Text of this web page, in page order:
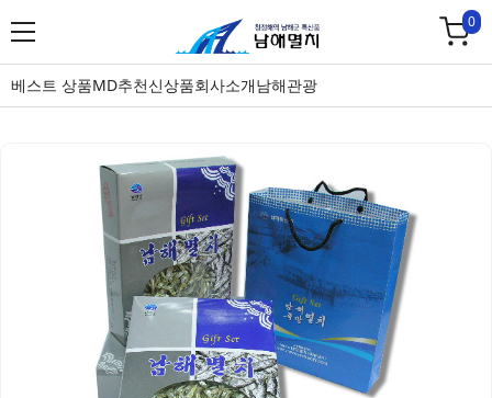
0
베스트 상품MD추천신상품회사소개남해관광